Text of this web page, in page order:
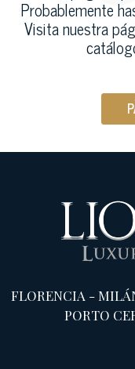
Probablemente
Visita nuestra
FLORENCIA -
PORTO